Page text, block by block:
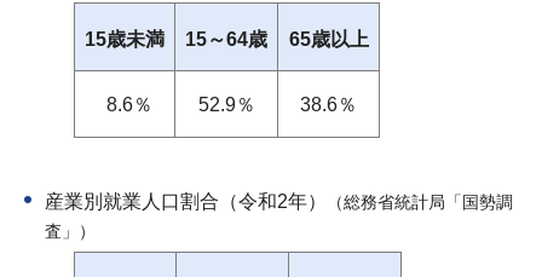
15歳未満 15～64歳 65歳以上
8.6％ 52.9％ 38.6％
産業別就業人口割合（令和2年）
（総務省統計局「国勢調
査」）